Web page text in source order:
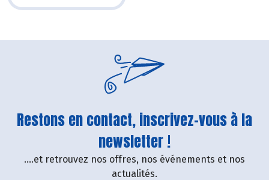
Restons en contact, inscrivez-vous à la
newsletter !
....et retrouvez nos offres, nos événements et nos
actualités.